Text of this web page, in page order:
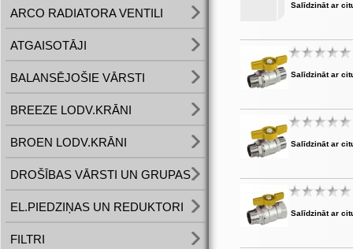
ARCO RADIATORA VENTILI
ATGAISOTĀJI
BALANSĒJOŠIE VĀRSTI
BREEZE LODV.KRĀNI
BROEN LODV.KRĀNI
DROŠĪBAS VĀRSTI UN GRUPAS
EL.PIEDZIŅAS UN REDUKTORI
FILTRI
Salīdzināt ar
Salīdzināt ar
Salīdzināt ar
Salīdzināt ar